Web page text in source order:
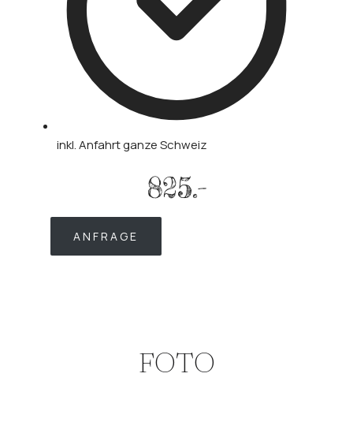
inkl. Anfahrt ganze Schweiz
825.-
ANFRAGE
FOTO